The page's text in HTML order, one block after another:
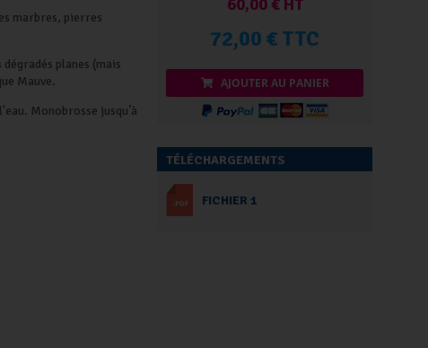
marbres, pierres
planes (mais
Mauve.
Monobrosse jusqu’à
60,00 € HT
72,00 € TTC
AJOUTER AU PANIER
TÉLÉCHARGEMENTS
FICHIER 1